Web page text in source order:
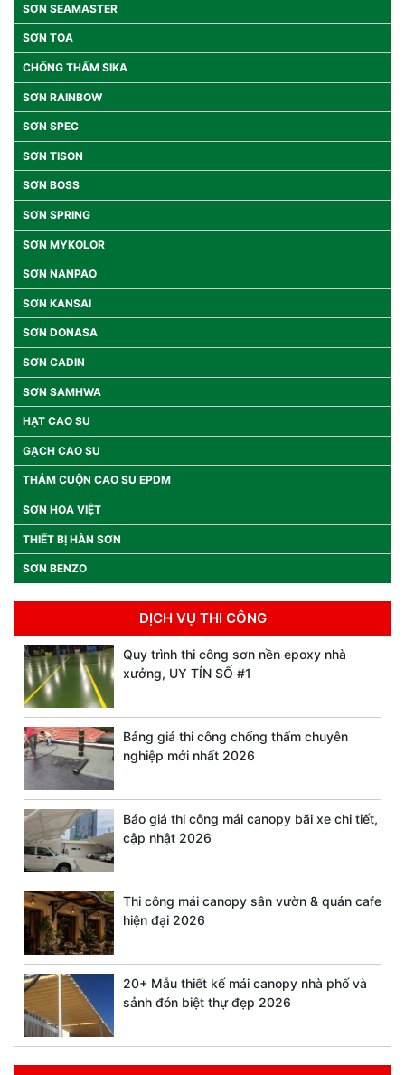
SƠN SEAMASTER
SƠN TOA
CHỐNG THẤM SIKA
SƠN RAINBOW
SƠN SPEC
SƠN TISON
SƠN BOSS
SƠN SPRING
SƠN MYKOLOR
SƠN NANPAO
SƠN KANSAI
SƠN DONASA
SƠN CADIN
SƠN SAMHWA
HẠT CAO SU
GẠCH CAO SU
THẢM CUỘN CAO SU EPDM
SƠN HOA VIỆT
THIẾT BỊ HÀN SƠN
SƠN BENZO
DỊCH VỤ THI CÔNG
Quy trình thi công sơn nền epoxy nhà
xưởng, UY TÍN SỐ #1
Bảng giá thi công chống thấm chuyên
nghiệp mới nhất 2026
Báo giá thi công mái canopy bãi xe chi tiết,
cập nhật 2026
Thi công mái canopy sân vườn & quán cafe
hiện đại 2026
20+ Mẫu thiết kế mái canopy nhà phố và
sảnh đón biệt thự đẹp 2026